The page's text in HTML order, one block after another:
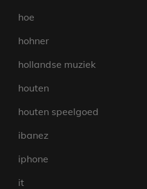
hoe
hohner
hollandse muziek
houten
houten speelgoed
ibanez
iphone
it